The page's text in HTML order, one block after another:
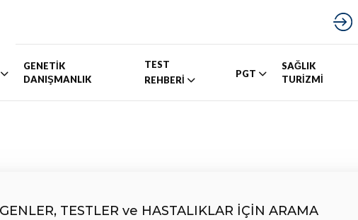
GENETİK
DANIŞMANLIK
TEST
REHBERİ
PGT
SAĞLIK
TURİZMİ
TESTLER ve HASTALIKLAR İÇİN ARAMA